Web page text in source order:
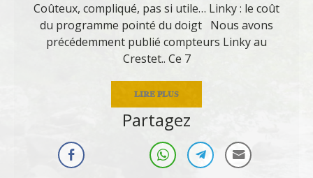
Coûteux, compliqué, pas si utile… Linky : le coût
du programme pointé du doigt Nous avons
précédemment publié compteurs Linky au
Crestet.. Ce 7
LIRE PLUS
Partagez